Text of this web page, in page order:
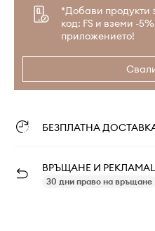
*Добави продукти
код: FS и вземи -
приложението!
БЕЗПЛАТНА
ВРЪЩАНЕ И
30 дни право на връщане